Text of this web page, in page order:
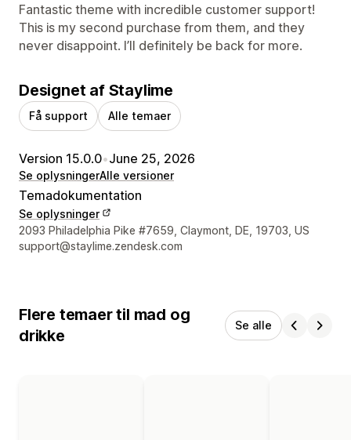
Fantastic theme with incredible customer support!
This is my second purchase from them, and they
never disappoint. I’ll definitely be back for more.
Designet af Staylime
Få support Alle temaer
Version 15.0.0•June 25, 2026
Se oplysningerAlle versioner
Temadokumentation
Se oplysninger
Se kontaktoplysninger
2093 Philadelphia Pike #7659, Claymont, DE, 19703, US
support@staylime.zendesk.com
Flere temaer til mad og
drikke
Se alle